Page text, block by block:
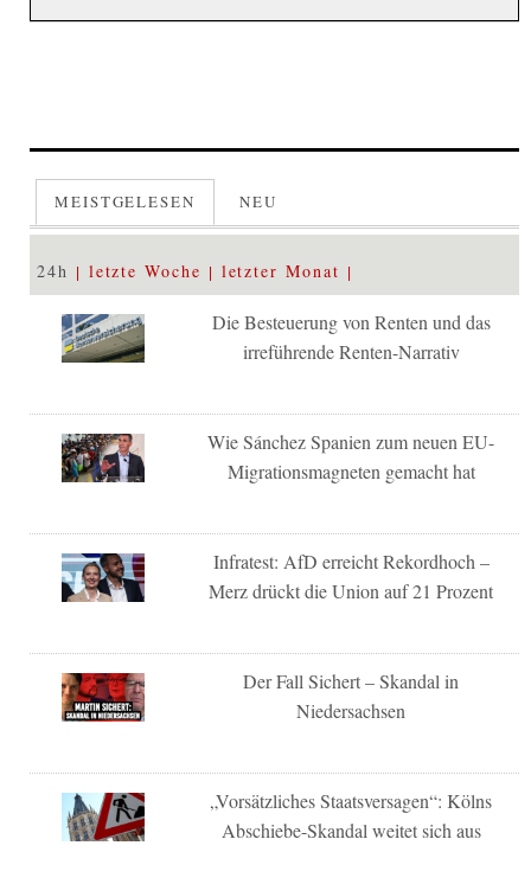
MEISTGELESEN NEU
24h letzte Woche letzter Monat
Die Besteuerung von Renten und das
irreführende Renten-Narrativ
Wie Sánchez Spanien zum neuen EU-
Migrationsmagneten gemacht hat
Infratest: AfD erreicht Rekordhoch –
Merz drückt die Union auf 21 Prozent
Der Fall Sichert – Skandal in
Niedersachsen
„Vorsätzliches Staatsversagen“: Kölns
Abschiebe-Skandal weitet sich aus